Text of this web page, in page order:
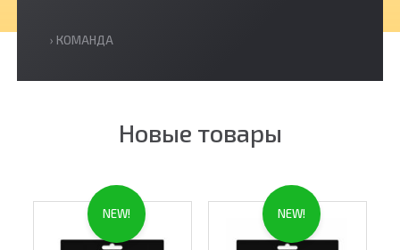
› КОМАНДА
Новые товары
NEW! NEW!